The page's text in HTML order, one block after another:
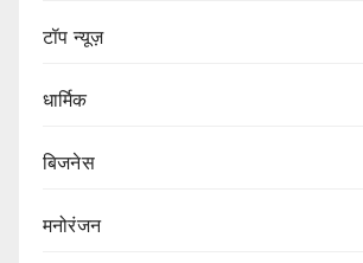
टॉप न्यूज़
धार्मिक
बिजनेस
मनोरंजन